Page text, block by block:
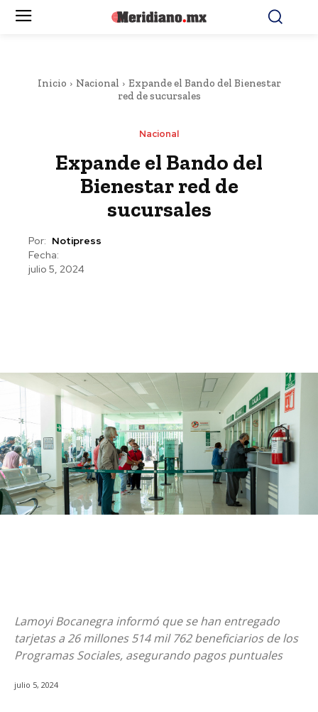
Inicio Nacional
Expande el Bando del Bienestar
red de sucursales
Nacional
Expande el Bando del
Bienestar red de
sucursales
Por: Notipress
Fecha:
julio 5, 2024
Lamoyi Bocanegra informó que se han entregado
tarjetas a 26 millones 514 mil 762 beneficiarios de los
Programas Sociales, asegurando pagos puntuales
julio 5, 2024